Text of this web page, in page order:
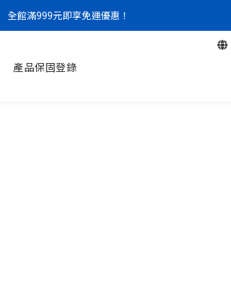
門市限定｜現金結帳不限金額 95 折
產品保固登錄